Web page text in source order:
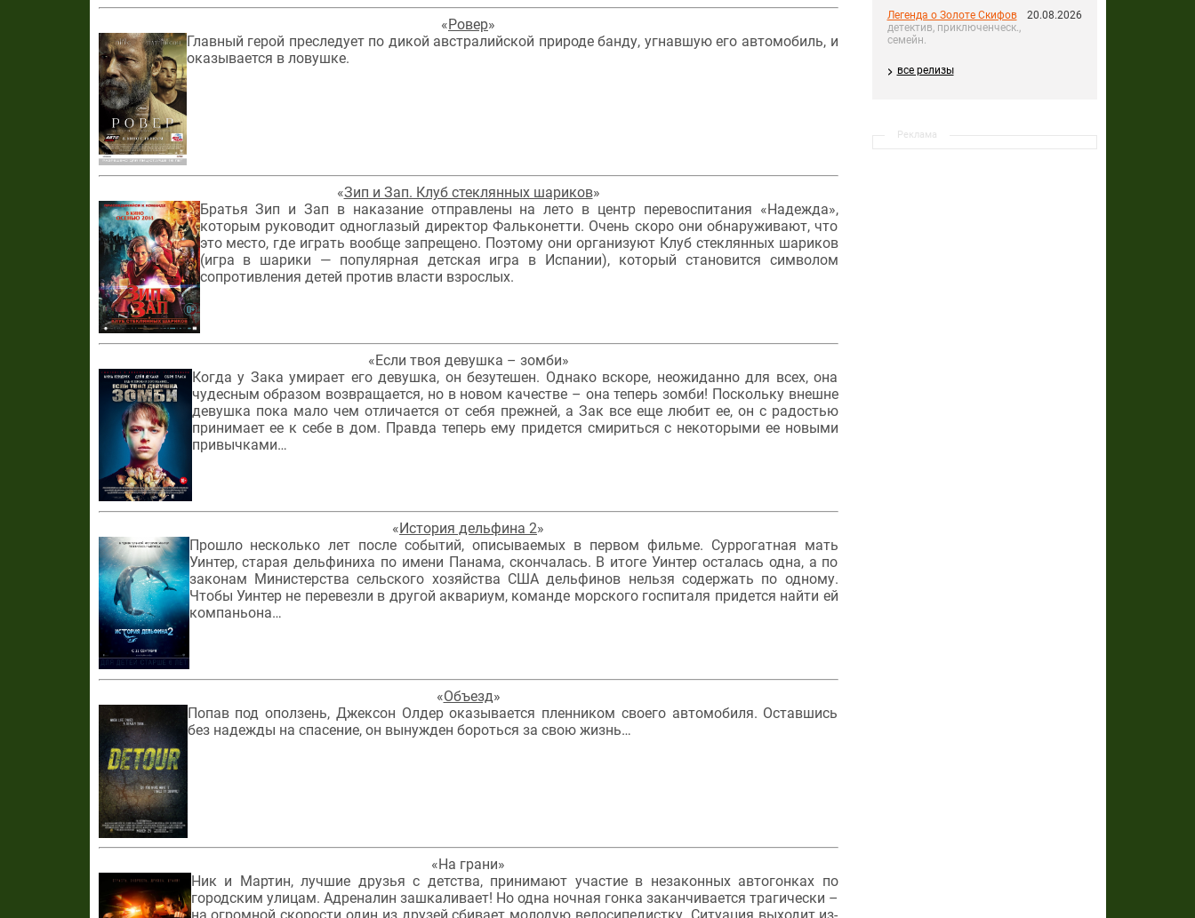
Легенда о Золоте Скифов
детектив, приключенческ.,
семейн.
20.08.2026
все релизы
Реклама
«Ровер»
Главный герой преследует по дикой австралийской природе банду, угнавшую его автомобиль, и
оказывается в ловушке.
«Зип и Зап. Клуб стеклянных шариков»
Братья Зип и Зап в наказание отправлены на лето в центр перевоспитания «Надежда»,
которым руководит одноглазый директор Фальконетти. Очень скоро они обнаруживают, что
это место, где играть вообще запрещено. Поэтому они организуют Клуб стеклянных шариков
(игра в шарики — популярная детская игра в Испании), который становится символом
сопротивления детей против власти взрослых.
«Если твоя девушка – зомби»
Когда у Зака умирает его девушка, он безутешен. Однако вскоре, неожиданно для всех, она
чудесным образом возвращается, но в новом качестве – она теперь зомби! Поскольку внешне
девушка пока мало чем отличается от себя прежней, а Зак все еще любит ее, он с радостью
принимает ее к себе в дом. Правда теперь ему придется смириться с некоторыми ее новыми
привычками…
«История дельфина 2»
Прошло несколько лет после событий, описываемых в первом фильме. Суррогатная мать
Уинтер, старая дельфиниха по имени Панама, скончалась. В итоге Уинтер осталась одна, а по
законам Министерства сельского хозяйства США дельфинов нельзя содержать по одному.
Чтобы Уинтер не перевезли в другой аквариум, команде морского госпиталя придется найти ей
компаньона…
«Объезд»
Попав под оползень, Джексон Олдер оказывается пленником своего автомобиля. Оставшись
без надежды на спасение, он вынужден бороться за свою жизнь…
«На грани»
Ник и Мартин, лучшие друзья с детства, принимают участие в незаконных автогонках по
городским улицам. Адреналин зашкаливает! Но одна ночная гонка заканчивается трагически –